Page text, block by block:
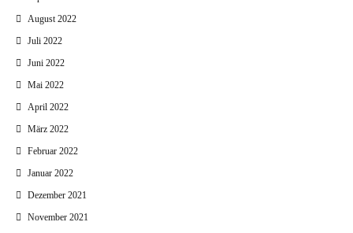
August 2022
Juli 2022
Juni 2022
Mai 2022
April 2022
März 2022
Februar 2022
Januar 2022
Dezember 2021
November 2021